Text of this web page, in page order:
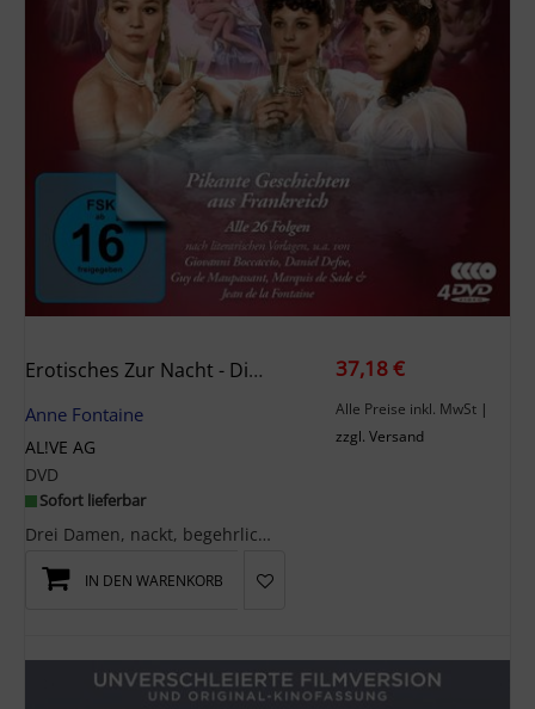
Erotisches Zur Nacht - Die Komplette Série Rose
Anne Fontaine
AL!VE AG
DVD
Sofort lieferbar
Drei Damen, nackt, begehrlich und allein im Bade, kommen überein, die unmäßige und ach so lästige...
37,18 €
Alle Preise inkl. MwSt |
zzgl. Versand
IN DEN WARENKORB